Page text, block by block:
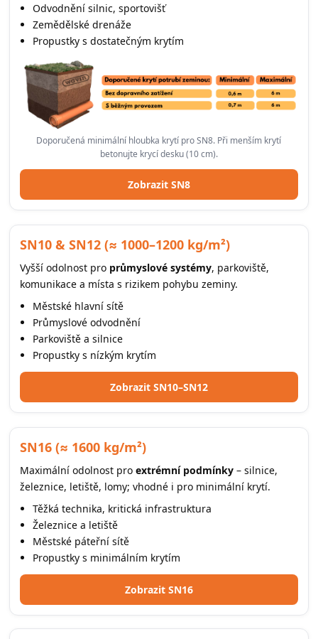
Odvodnění silnic, sportovišť
Zemědělské drenáže
Propustky s dostatečným krytím
Doporučená minimální hloubka krytí pro SN8. Při menším krytí
betonujte krycí desku (10 cm).
Zobrazit SN8
SN10 & SN12 (≈ 1000–1200 kg/m²)
Vyšší odolnost pro průmyslové systémy, parkoviště,
komunikace a místa s rizikem pohybu zeminy.
Městské hlavní sítě
Průmyslové odvodnění
Parkoviště a silnice
Propustky s nízkým krytím
Zobrazit SN10–SN12
SN16 (≈ 1600 kg/m²)
Maximální odolnost proextrémní podmínky – silnice,
železnice, letiště, lomy; vhodné i pro minimální krytí.
Těžká technika, kritická infrastruktura
Železnice a letiště
Městské páteřní sítě
Propustky s minimálním krytím
Zobrazit SN16